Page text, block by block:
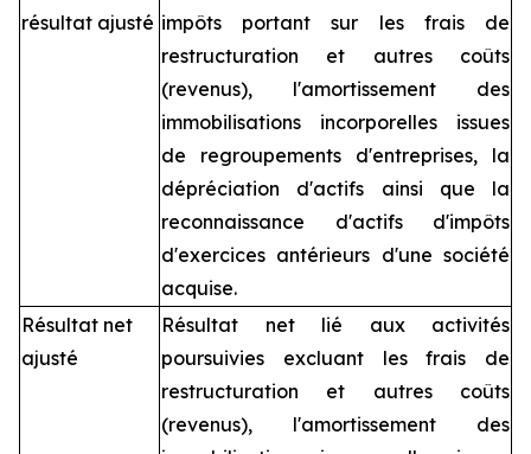
résultat ajusté impôts portant sur les frais de
restructuration et autres coûts
(revenus), l'amortissement des
immobilisations incorporelles issues
de regroupements d'entreprises, la
dépréciation d'actifs ainsi que la
reconnaissance d'actifs d'impôts
d'exercices antérieurs d'une société
acquise.
Résultat net
ajusté
Résultat net lié aux activités
poursuivies excluant les frais de
restructuration et autres coûts
(revenus), l'amortissement des